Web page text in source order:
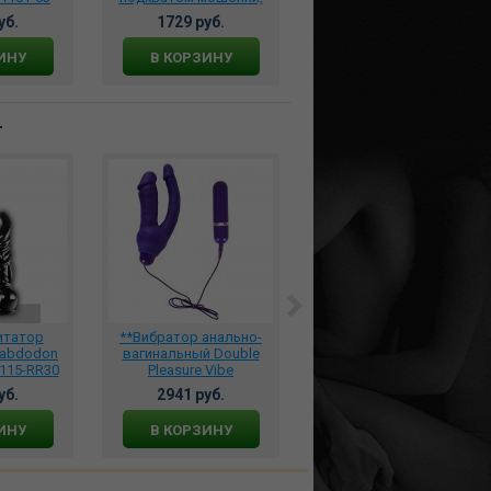
1101-08
1729 руб.
В КОРЗИНУ
RR30
**Вибратор анально-
вагинальный Double
Pleasure Vibe
фиолетовый, 582123
2941 руб.
В КОРЗИНУ